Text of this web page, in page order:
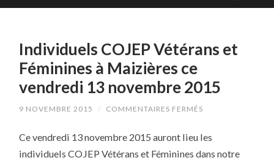
Individuels COJEP Vétérans et
Féminines à Maizières ce
vendredi 13 novembre 2015
9 NOVEMBRE 2015 / COMMENTAIRES FERMÉS
VÉTÉRANS
FÉMININES
Ce vendredi 13 novembre 2015 auront lieu les
individuels COJEP Vétérans et Féminines dans notre